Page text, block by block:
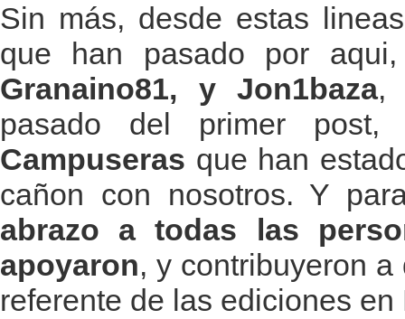
Sin más, desde estas
que han pasado por
Granaino81, y Jon1baza,
pasado del primer
Campuseras que han
cañon con nosotros. Y
abrazo a todas las
apoyaron, y contribuyeron
referente de las ediciones